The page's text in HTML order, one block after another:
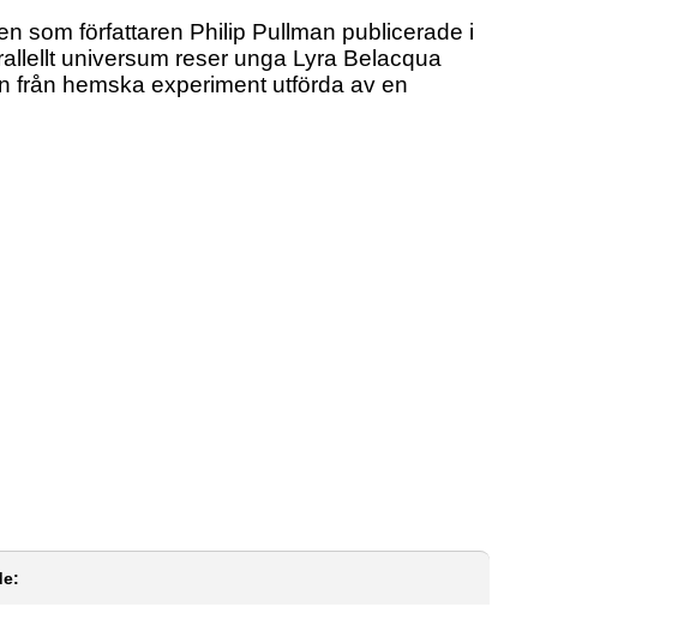
som författaren Philip Pullman publicerade i
universum reser unga Lyra Belacqua
från hemska experiment utförda av en